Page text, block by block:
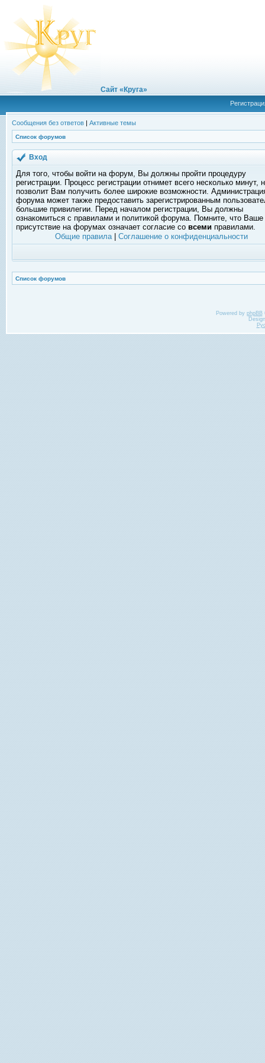
Сайт «Круга»
Сообщения без ответов | Активные темы
Список форумов
Вход
Для того, чтобы войти на форум, Вы должны пройти процедуру
регистрации. Процесс регистрации отнимет всего несколько минут,
позволит Вам получить более широкие возможности.
форума может также предоставить зарегистрированным
большие привилегии. Перед началом регистрации, Вы должны
ознакомиться с правилами и политикой форума. Помните, что Ваше
присутствие на форумах означает согласие со всеми правилами.
Общие правила| Соглашение о конфиденциальности
Список форумов
Powered by phpBB